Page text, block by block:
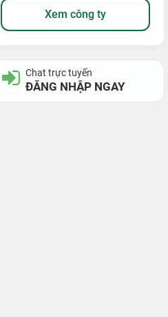
Xem công ty
Chat trực tuyến
ĐĂNG NHẬP NGAY